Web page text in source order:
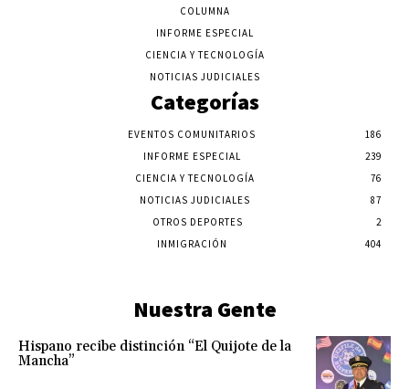
COLUMNA
INFORME ESPECIAL
CIENCIA Y TECNOLOGÍA
NOTICIAS JUDICIALES
Categorías
EVENTOS COMUNITARIOS
186
INFORME ESPECIAL
239
CIENCIA Y TECNOLOGÍA
76
NOTICIAS JUDICIALES
87
OTROS DEPORTES
2
INMIGRACIÓN
404
Nuestra Gente
Hispano recibe distinción “El Quijote de la
Mancha”